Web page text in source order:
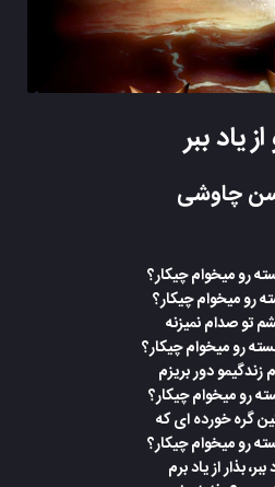
یاد ببر
چاوشی
رو میخوام چیکار؟
رو میخوام چیکار؟
تو صدام نمیزنه
رو میخوام چیکار؟
دور بریزم
رو میخوام چیکار؟
گره خورده ای که
رو میخوام چیکار؟
ببر، بذار از یاد برم